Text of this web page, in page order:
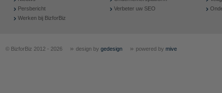
Persbericht
Werken bij BizforBiz
Verbeter uw SEO
© BizforBiz 2012 - 2026 » design by gedesign » powered by mive